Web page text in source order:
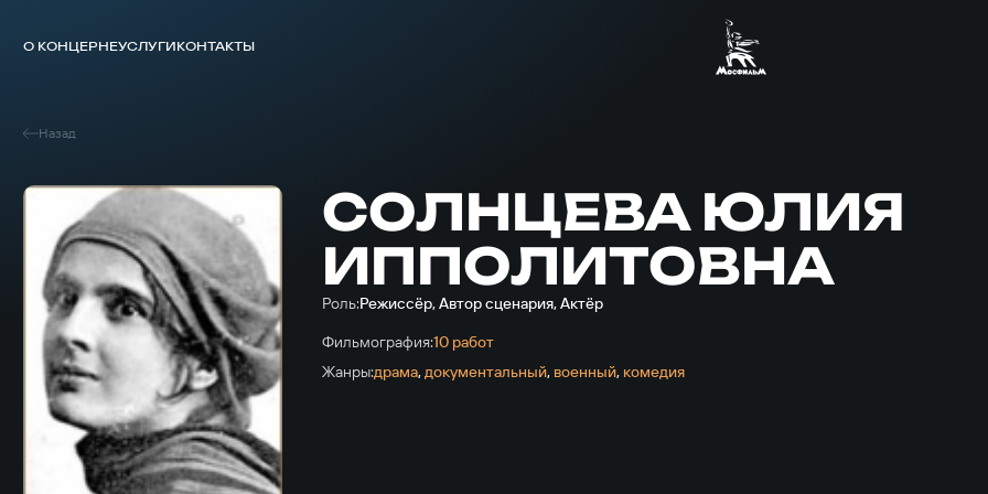
О КОНЦЕРНЕУСЛУГИКОНТАКТЫ
Назад
СОЛНЦЕВА ЮЛИЯ
ИППОЛИТОВНА
Роль:Режиссёр, Автор сценария, Актёр
Фильмография:10 работ
Жанры:драма,документальный, военный, комедия